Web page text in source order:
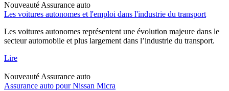
Nouveauté Assurance auto
Les voitures autonomes et l'emploi dans l'industrie du transport
Les voitures autonomes représentent une évolution majeure dans le
secteur automobile et plus largement dans l’industrie du transport.
Lire
Nouveauté Assurance auto
Assurance auto pour Nissan Micra